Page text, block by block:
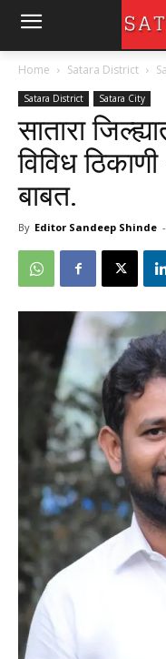
Home Satara District
Satara District Satara City
सातारा
विविध
बाबत.
By Editor Sandeep Shinde -